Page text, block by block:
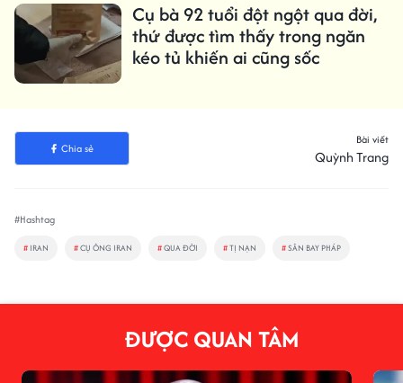
Cụ bà 92 tuổi đột ngột qua đời,
thứ được tìm thấy trong ngăn
kéo tủ khiến ai cũng sốc
Chia sẻ
Bài viết
Quỳnh Trang
#Hashtag
# IRAN #CỤ ÔNG IRAN #QUA ĐỜI #TỊ NẠN #SÂN BAY PHÁP
ĐƯỢC QUAN TÂM